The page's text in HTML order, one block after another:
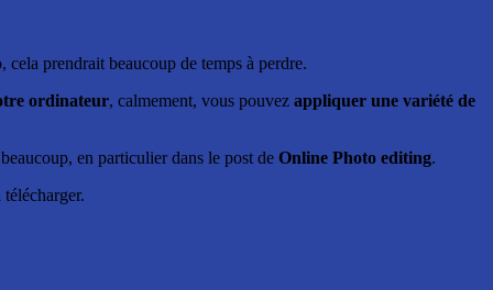
prendrait beaucoup de temps à perdre.
ordinateur, calmement, vous pouvez appliquer une variété de
en particulier dans le post de Online Photo editing.